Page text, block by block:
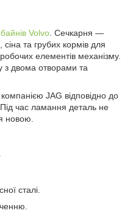
Volvo . Сечкарня —
та грубих кормів для
елементів механізму.
з двома отворами та
JAG відповідно до
Під час ламання деталь не
новою.
сталі.